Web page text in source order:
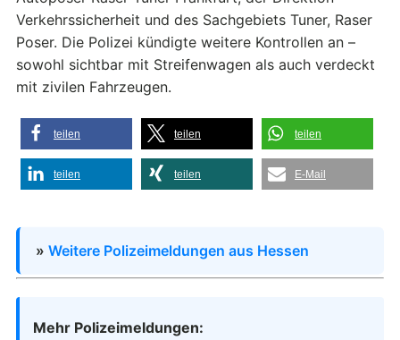
Verkehrssicherheit und des Sachgebiets Tuner, Raser
Poser. Die Polizei kündigte weitere Kontrollen an –
sowohl sichtbar mit Streifenwagen als auch verdeckt
mit zivilen Fahrzeugen.
teilen teilen teilen
teilen teilen E-Mail
» Weitere Polizeimeldungen aus Hessen
Mehr Polizeimeldungen: